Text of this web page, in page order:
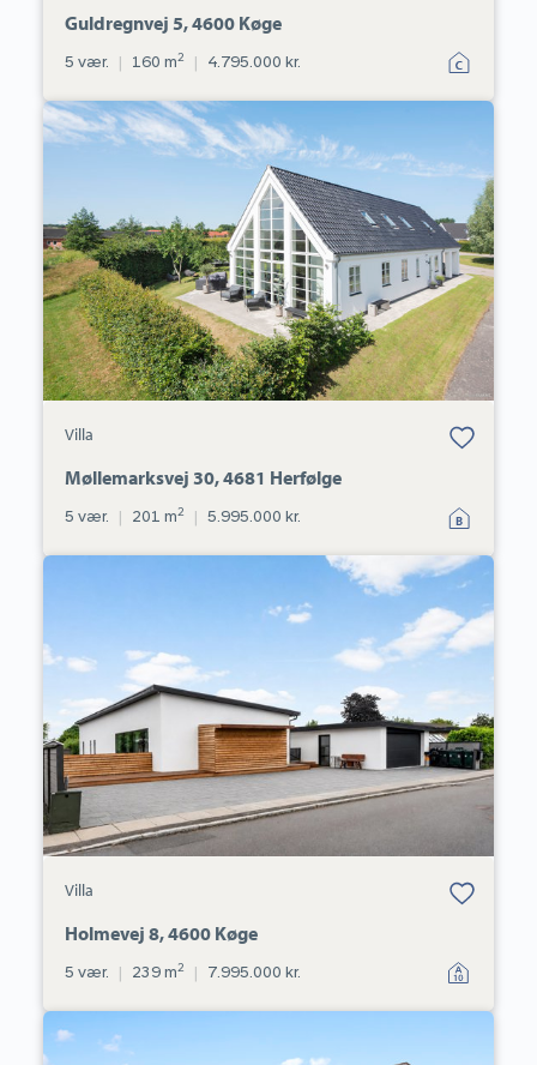
Guldregnvej 5, 4600 Køge
5 vær. | 160 m2 | 4.795.000 kr.
Villa:
Møllemarksvej
Herfølge
Villa
Bolig er gemt
under dine
Møllemarksvej 30, 4681 Herfølge
5 vær. | 201 m2 | 5.995.000 kr.
4600
Køge
Villa
Bolig er gemt
under dine
Holmevej 8, 4600 Køge
5 vær. | 239 m2 | 7.995.000 kr.
Villa:
Karisevej